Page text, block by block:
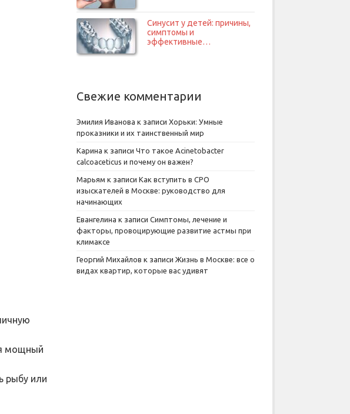
мощный
рыбу или
Синусит у детей: причины,
симптомы и
эффективные…
Свежие комментарии
Эмилия Иванова к записи Хорьки: Умные
проказники и их таинственный мир
Карина к записи Что такое Acinetobacter
calcoaceticus и почему он важен?
Марьям к записи Как вступить в СРО
изыскателей в Москве: руководство для
начинающих
Евангелина к записи Симптомы, лечение и
факторы, провоцирующие развитие астмы при
климаксе
Георгий Михайлов к записи Жизнь в Москве: все о
видах квартир, которые вас удивят